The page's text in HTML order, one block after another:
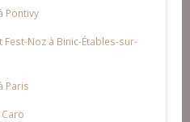
Pontivy
Fest-Noz à Binic-Étables-sur-
Paris